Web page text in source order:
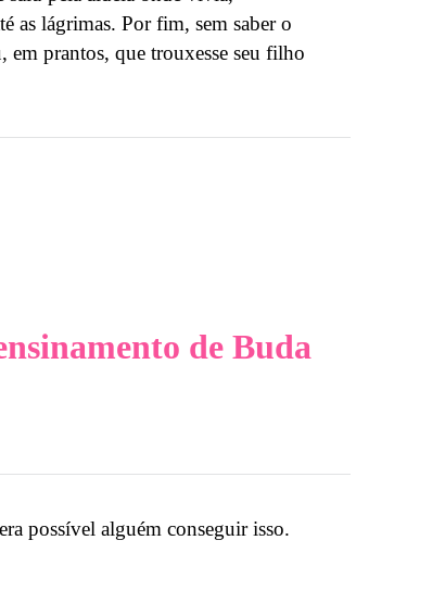
as lágrimas. Por fim, sem saber o
prantos, que trouxesse seu filho
de Buda
possível alguém conseguir isso.